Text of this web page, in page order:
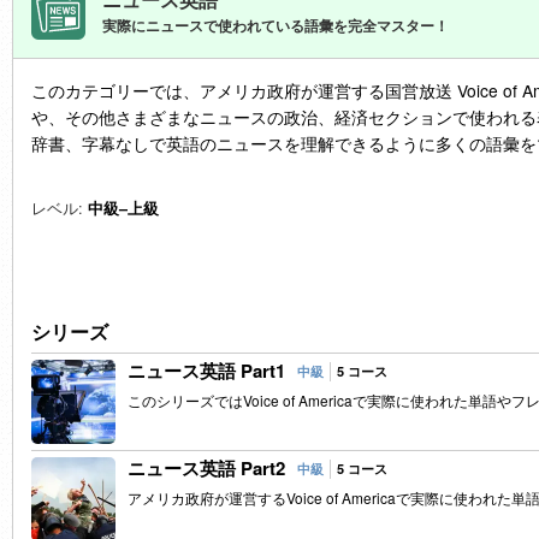
実際にニュースで使われている語彙を完全マスター！
このカテゴリーでは、アメリカ政府が運営する国営放送 Voice of
や、その他さまざまなニュースの政治、経済セクションで使われ
辞書、字幕なしで英語のニュースを理解できるように多くの語彙
レベル: 中級–上級
シリーズ
ニュース英語 Part1 中級 5 コース
このシリーズではVoice of Americaで実際に使われた単語や
ニュース英語 Part2 中級 5 コース
アメリカ政府が運営するVoice of Americaで実際に使われた単